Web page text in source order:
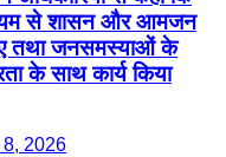
से शासन और आमजन
तथा जनसमस्याओं के
के साथ कार्य किया
2026